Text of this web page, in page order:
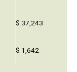
$ 37,243
$ 1,642